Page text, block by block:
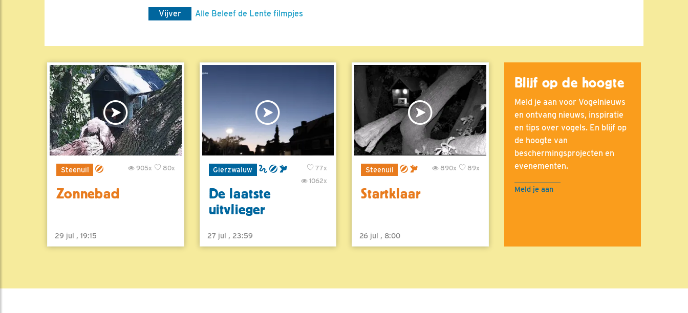
Vijver Alle Beleef de Lente filmpjes
Steenuil 80x
905x
Zonnebad
29 jul , 19:15
Gierzwaluw
77x
1062x
De laatste
uitvlieger
27 jul , 23:59
Steenuil 89x
890x
Startklaar
26 jul , 8:00
Blijf op de hoogte
Meld je aan voor Vogelnieuws
en ontvang nieuws, inspiratie
en tips over vogels. En blijf op
de hoogte van
beschermingsprojecten en
evenementen.
Meld je aan